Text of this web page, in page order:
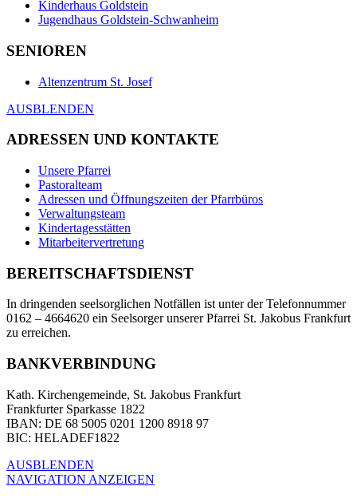
Kinderhaus Goldstein
Jugendhaus Goldstein-Schwanheim
SENIOREN
Altenzentrum St. Josef
AUSBLENDEN
ADRESSEN UND KONTAKTE
Unsere Pfarrei
Pastoralteam
Adressen und Öffnungszeiten der Pfarrbüros
Verwaltungsteam
Kindertagesstätten
Mitarbeitervertretung
BEREITSCHAFTSDIENST
In dringenden seelsorglichen Notfällen ist unter der Telefonnummer
0162 – 4664620 ein Seelsorger unserer Pfarrei St. Jakobus Frankfurt
zu erreichen.
BANKVERBINDUNG
Kath. Kirchengemeinde, St. Jakobus Frankfurt
Frankfurter Sparkasse 1822
IBAN: DE 68 5005 0201 1200 8918 97
BIC: HELADEF1822
AUSBLENDEN
NAVIGATION ANZEIGEN